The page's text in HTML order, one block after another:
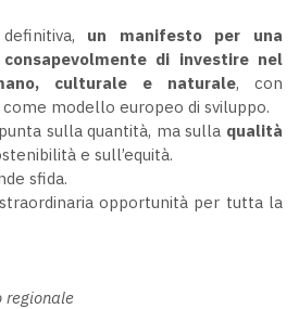
un manifesto per una
di investire nel
culturale e naturale, con
come modello europeo di sviluppo.
sulla quantità, ma sulla qualità
e sull’equità.
sfida.
opportunità per tutta la
regionale